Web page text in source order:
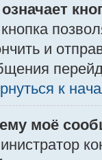
и
к
моё